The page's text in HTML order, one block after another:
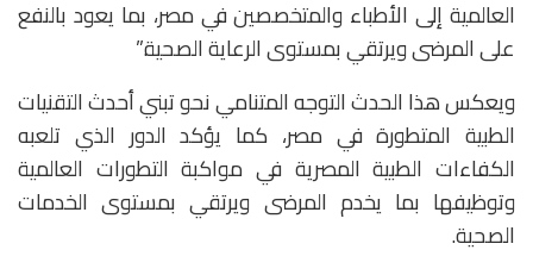
العالمية إلى الأطباء والمتخصصين في مصر، بما يعود بالنفع
على المرضى ويرتقي بمستوى الرعاية الصحية.”
ويعكس هذا الحدث التوجه المتنامي نحو تبني أحدث التقنيات
الطبية المتطورة في مصر، كما يؤكد الدور الذي تلعبه
الكفاءات الطبية المصرية في مواكبة التطورات العالمية
وتوظيفها بما يخدم المرضى ويرتقي بمستوى الخدمات
الصحية.